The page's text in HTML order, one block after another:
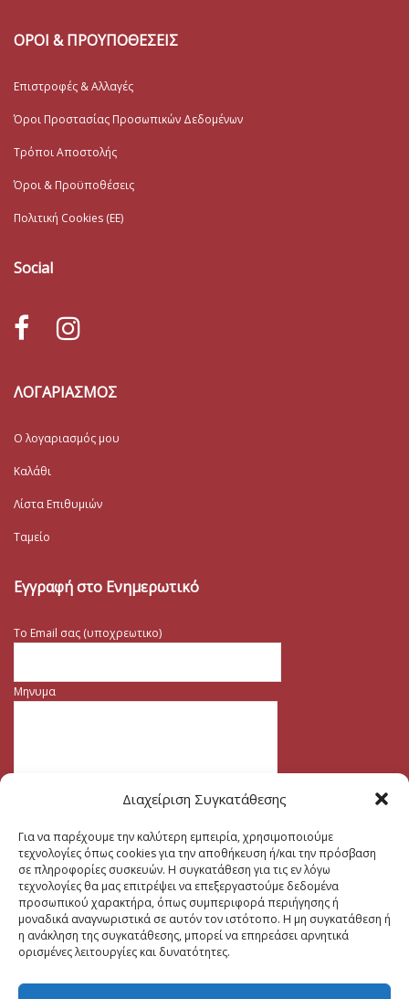
Διαχείριση Συγκατάθεσης
Για να παρέχουμε την καλύτερη εμπειρία, χρησιμοποιούμε
τεχνολογίες όπως cookies για την αποθήκευση ή/και την πρόσβαση
σε πληροφορίες συσκευών. Η συγκατάθεση για τις εν λόγω
τεχνολογίες θα μας επιτρέψει να επεξεργαστούμε δεδομένα
προσωπικού χαρακτήρα, όπως συμπεριφορά περιήγησης ή
μοναδικά αναγνωριστικά σε αυτόν τον ιστότοπο. Η μη συγκατάθεση ή
η ανάκληση της συγκατάθεσης, μπορεί να επηρεάσει αρνητικά
ορισμένες λειτουργίες και δυνατότητες.
ΟΡΟΙ & ΠΡΟΥΠΟΘΕΣΕΙΣ
Επιστροφές & Αλλαγές
Όροι Προστασίας Προσωπικών Δεδομένων
Τρόποι Αποστολής
Όροι & Προϋποθέσεις
Πολιτική Cookies (ΕΕ)
Social
ΛΟΓΑΡΙΑΣΜΟΣ
Ο λογαριασμός μου
Καλάθι
Λίστα Επιθυμιών
Ταμείο
Εγγραφή στο Ενημερωτικό
Το Email σας (υποχρεωτικο)
Μηνυμα